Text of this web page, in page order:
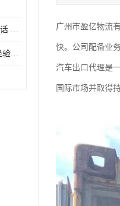
阳江汽车出口仓库装卸电话 经验丰富
深圳小车出口海运公司 经验丰富
广州市盈亿物流
快。公司配备业
汽车出口代理是
国际市场并取得